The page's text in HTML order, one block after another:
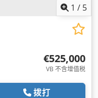
1 / 5
€525,000
VB 不含增值税
拨打